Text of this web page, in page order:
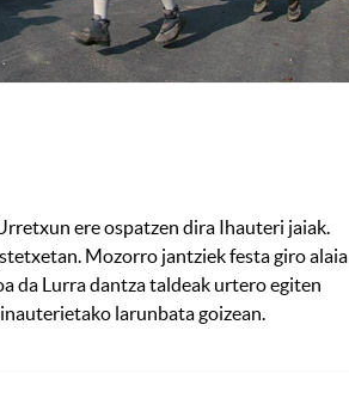
ere ospatzen dira Ihauteri jaiak.
Mozorro jantziek festa giro alaia
da Lurra dantza taldeak urtero egiten
larunbata goizean.